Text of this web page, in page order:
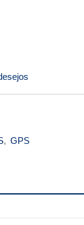
0101 quantidade
, GPS